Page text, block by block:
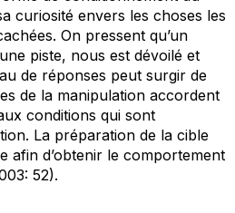
curiosité envers les choses les
On pressent qu’un
piste, nous est dévoilé et
de réponses peut surgir de
de la manipulation accordent
conditions qui sont
La préparation de la cible
afin d’obtenir le comportement
52).